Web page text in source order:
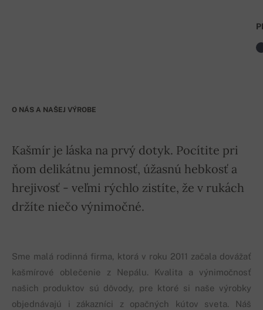
O NÁS A NAŠEJ VÝROBE
Kašmír je láska na prvý dotyk. Pocítite pri
ňom delikátnu jemnosť, úžasnú hebkosť a
hrejivosť - veľmi rýchlo zistíte, že v rukách
držíte niečo výnimočné.
Sme malá rodinná firma, ktorá v roku 2011 začala dovážať
kašmírové oblečenie z Nepálu. Kvalita a výnimočnosť
našich produktov sú dôvody, pre ktoré si naše výrobky
objednávajú i zákazníci z opačných kútov sveta. Náš